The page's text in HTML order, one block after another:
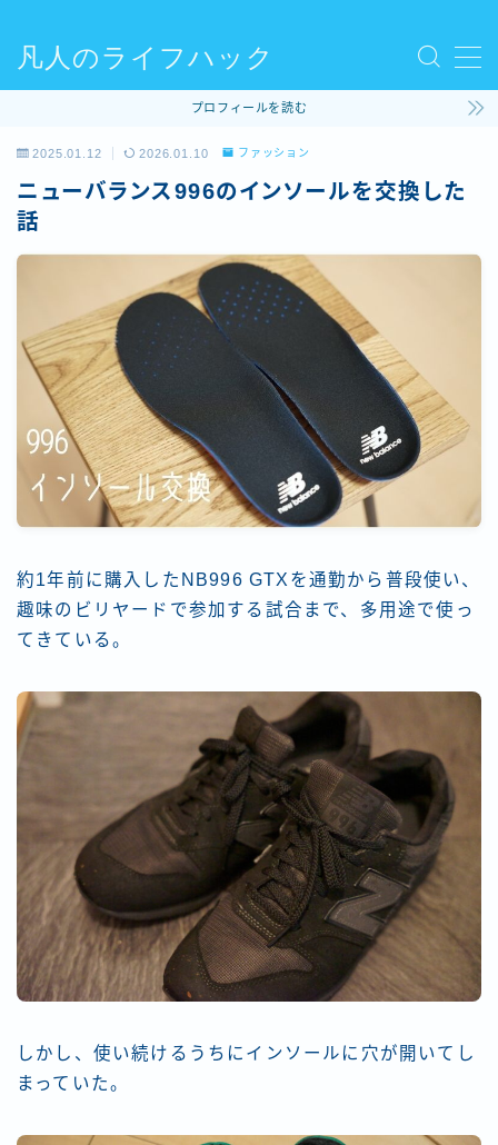
凡人のライフハック
使ってるモノ
ファッション
コラム
ビリヤード
プロフィールを読む
2025.01.12 2026.01.10 ファッション
ニューバランス996のインソールを交換した
話
約1年前に購入したNB996 GTXを通勤から普段使い、
趣味のビリヤードで参加する試合まで、多用途で使っ
てきている。
しかし、使い続けるうちにインソールに穴が開いてし
まっていた。